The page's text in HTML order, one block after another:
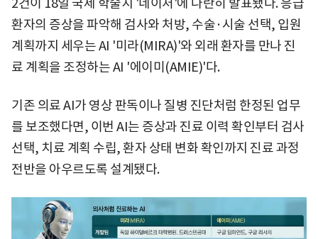
환자의 증상을 파악해 검사와 처방, 수술·시술 선택, 입원
계획까지 세우는 AI '미라(MIRA)'와 외래 환자를 만나 진
료 계획을 조정하는 AI '에이미(AMIE)'다.
기존 의료 AI가 영상 판독이나 질병 진단처럼 한정된 업무
를 보조했다면, 이번 AI는 증상과 진료 이력 확인부터 검사
선택, 치료 계획 수립, 환자 상태 변화 확인까지 진료 과정
전반을 아우르도록 설계됐다.